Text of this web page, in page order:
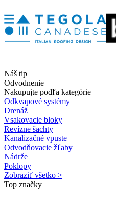
Náš tip
Odvodnenie
Nakupujte podľa kategórie
Odkvapové systémy
Drenáž
Vsakovacie bloky
Revízne šachty
Kanalizačné vpuste
Odvodňovacie žľaby
Nádrže
Poklopy
Zobraziť všetko >
Top značky